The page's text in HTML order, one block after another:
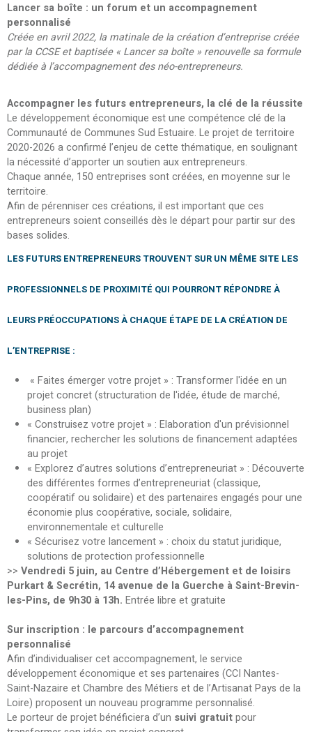
Lancer sa boîte : un forum et un accompagnement
personnalisé
Créée en avril 2022, la matinale de la création d’entreprise créée
par la CCSE et baptisée « Lancer sa boîte » renouvelle sa formule
dédiée à l’accompagnement des néo-entrepreneurs.
Accompagner les futurs entrepreneurs, la clé de la réussite
Le développement économique est une compétence clé de la
Communauté de Communes Sud Estuaire. Le projet de territoire
2020-2026 a confirmé l’enjeu de cette thématique, en soulignant
la nécessité d’apporter un soutien aux entrepreneurs.
Chaque année, 150 entreprises sont créées, en moyenne sur le
territoire.
Afin de pérenniser ces créations, il est important que ces
entrepreneurs soient conseillés dès le départ pour partir sur des
bases solides.
LES FUTURS ENTREPRENEURS TROUVENT SUR UN MÊME SITE LES
PROFESSIONNELS DE PROXIMITÉ QUI POURRONT RÉPONDRE À
LEURS PRÉOCCUPATIONS À CHAQUE ÉTAPE DE LA CRÉATION DE
L’ENTREPRISE :
« Faites émerger votre projet » : Transformer l'idée en un
projet concret (structuration de l'idée, étude de marché,
business plan)
« Construisez votre projet » : Elaboration d'un prévisionnel
financier, rechercher les solutions de financement adaptées
au projet
« Explorez d’autres solutions d’entrepreneuriat » : Découverte
des différentes formes d’entrepreneuriat (classique,
coopératif ou solidaire) et des partenaires engagés pour une
économie plus coopérative, sociale, solidaire,
environnementale et culturelle
« Sécurisez votre lancement » : choix du statut juridique,
solutions de protection professionnelle
>> Vendredi 5 juin, au Centre d’Hébergement et de loisirs
Purkart & Secrétin, 14 avenue de la Guerche à Saint-Brevin-
les-Pins, de 9h30 à 13h. Entrée libre et gratuite
Sur inscription : le parcours d’accompagnement
personnalisé
Afin d’individualiser cet accompagnement, le service
développement économique et ses partenaires (CCI Nantes-
Saint-Nazaire et Chambre des Métiers et de l’Artisanat Pays de la
Loire) proposent un nouveau programme personnalisé.
Le porteur de projet bénéficiera d’un suivi gratuitpour